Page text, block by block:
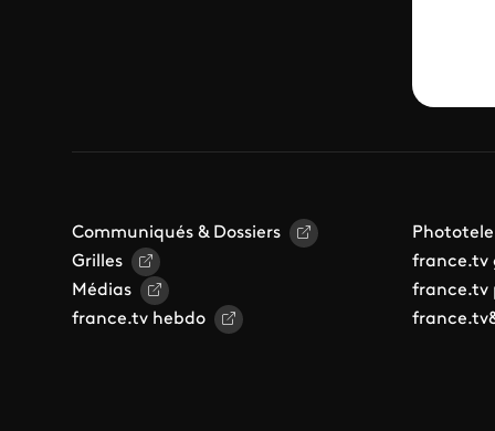
Communiqués & Dossiers
Grilles
Médias
france.tv hebdo
Phototele
france.tv
france.tv